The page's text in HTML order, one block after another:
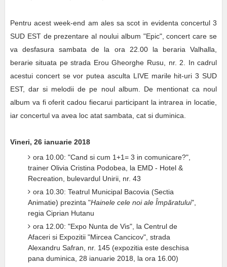
Pentru acest week-end am ales sa scot in evidenta concertul 3
SUD EST de prezentare al noului album "Epic", concert care se
va desfasura sambata de la ora 22.00 la beraria Valhalla,
berarie situata pe strada Erou Gheorghe Rusu, nr. 2. In cadrul
acestui concert se vor putea asculta LIVE marile hit-uri 3 SUD
EST, dar si melodii de pe noul album. De mentionat ca noul
album va fi oferit cadou fiecarui participant la intrarea in locatie,
iar concertul va avea loc atat sambata, cat si duminica.
Vineri, 26 ianuarie 2018
ora 10.00: "Cand si cum 1+1= 3 in comunicare?",
trainer Olivia Cristina Podobea, la EMD - Hotel &
Recreation, bulevardul Unirii, nr. 43
ora 10.30: Teatrul Municipal Bacovia (Sectia
Animatie) prezinta "Hainele cele noi ale Împăratului",
regia Ciprian Hutanu
ora 12.00: "Expo Nunta de Vis", la Centrul de
Afaceri si Expozitii "Mircea Cancicov", strada
Alexandru Safran, nr. 145 (expozitia este deschisa
pana duminica, 28 ianuarie 2018, la ora 16.00)